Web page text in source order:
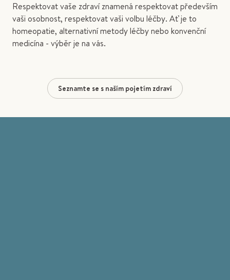
Respektovat vaše zdraví znamená respektovat především
vaši osobnost, respektovat vaši volbu léčby. Ať je to
homeopatie, alternativní metody léčby nebo konvenční
medicína - výběr je na vás.
Seznamte se s naším pojetím zdraví